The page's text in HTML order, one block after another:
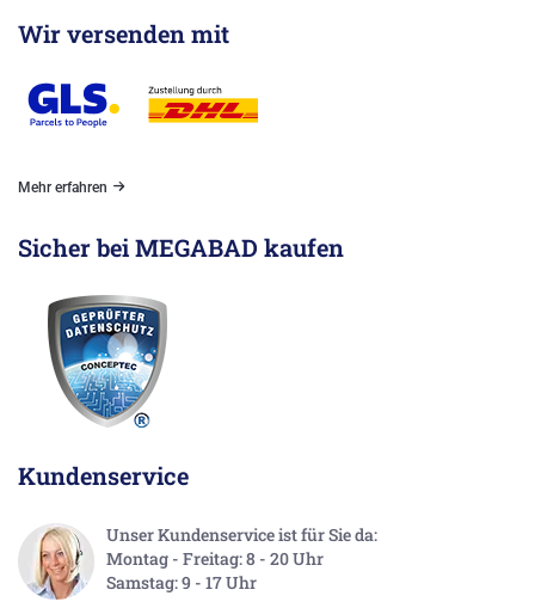
Wir versenden mit
Mehr erfahren
Sicher bei MEGABAD kaufen
Kundenservice
Unser Kundenservice ist für Sie da:
Montag - Freitag: 8 - 20 Uhr
Samstag: 9 - 17 Uhr